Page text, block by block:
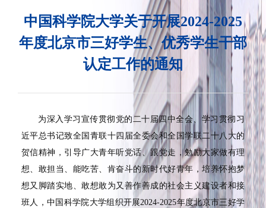
中国科学院大学关于开展2024-2025
年度北京市三好学生、优秀学生干部
认定工作的通知
为深入学习宣传贯彻党的二十届四中全会、学习贯彻习
近平总书记致全国青联十四届全委会和全国学联二十八大的
贺信精神，引导广大青年听党话、跟党走，勉励大家做有理
想、敢担当、能吃苦、肯奋斗的新时代好青年，培养怀抱梦
想又脚踏实地、敢想敢为又善作善成的社会主义建设者和接
班人，中国科学院大学组织开展2024-2025年度北京市三好学